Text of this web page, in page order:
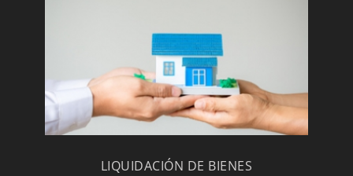
LIQUIDACIÓN DE BIENES